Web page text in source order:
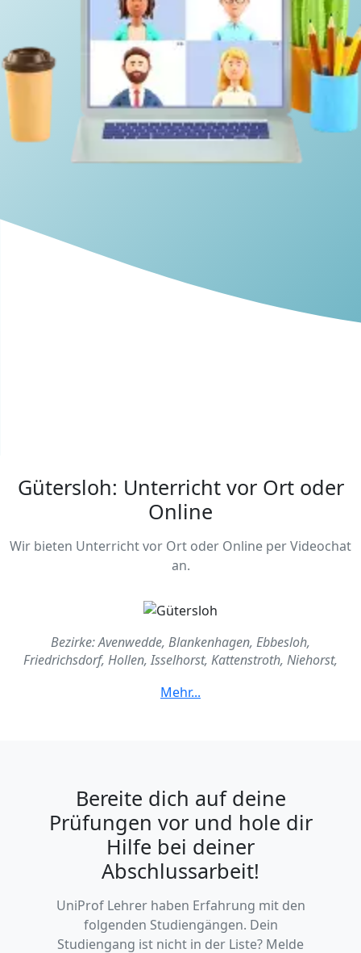
Gütersloh: Unterricht vor Ort oder
Online
Wir bieten Unterricht vor Ort oder Online per Videochat
an.
Bezirke: Avenwedde, Blankenhagen, Ebbesloh,
Friedrichsdorf, Hollen, Isselhorst, Kattenstroth, Niehorst,
Bereite dich auf deine
Prüfungen vor und hole dir
Hilfe bei deiner
Abschlussarbeit!
UniProf Lehrer haben Erfahrung mit den
folgenden Studiengängen. Dein
Studiengang ist nicht in der Liste? Melde